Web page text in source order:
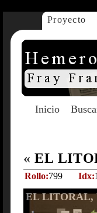
Proyecto
Inicio
« EL
Rollo:799 Idx:
EL LITORAL,